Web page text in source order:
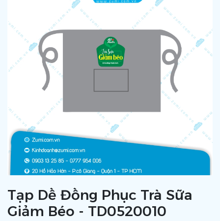
Tạp Dề Đồng Phục Trà Sữa
Giảm Béo - TD0520010